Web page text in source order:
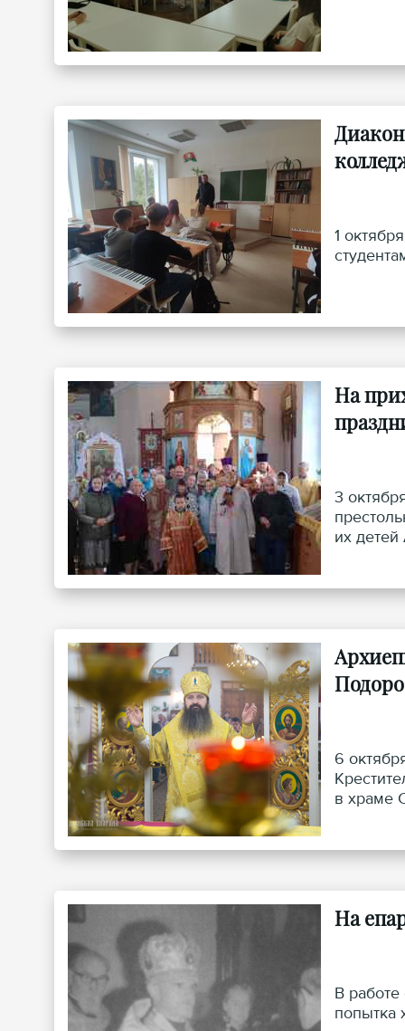
1
На
3
их
6
в храме
На
В
попытка